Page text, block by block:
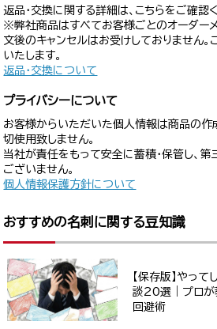
返品・交換に関する詳細は、こちらをご確認
※弊社商品はすべてお客様ごとのオーダーメ
文後のキャンセルはお受けしておりません
いたします。
返品・交換について
プライバシーについて
お客様からいただいた個人情報は商品の作
切使用致しません。
当社が責任をもって安全に蓄積・保管し、第
ございません。
個人情報保護方針について
おすすめの名刺に関する豆知識
【保存版】やっ
談20選｜プロが
回避術